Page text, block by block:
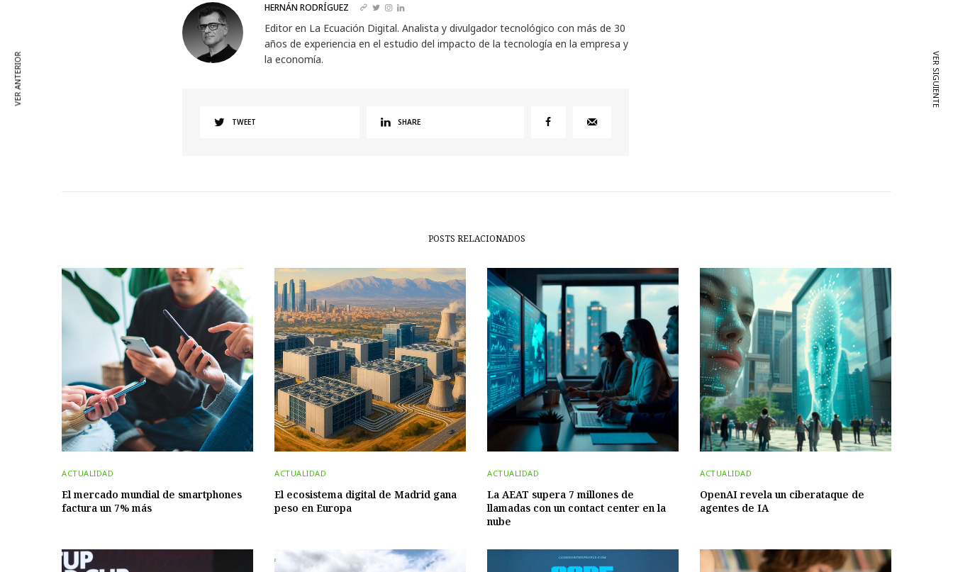
HERNÁN RODRÍGUEZ
Editor en La Ecuación Digital. Analista y divulgador tecnológico con más de 30
años de experiencia en el estudio del impacto de la tecnología en la empresa y
la economía.
TWEET SHARE
VER ANTERIOR VER SIGUIENTE
POSTS RELACIONADOS
ACTUALIDAD
El mercado mundial de smartphones
factura un 7% más
ACTUALIDAD
El ecosistema digital de Madrid gana
peso en Europa
ACTUALIDAD
La AEAT supera 7 millones de
llamadas con un contact center en la
nube
ACTUALIDAD
OpenAI revela un ciberataque de
agentes de IA